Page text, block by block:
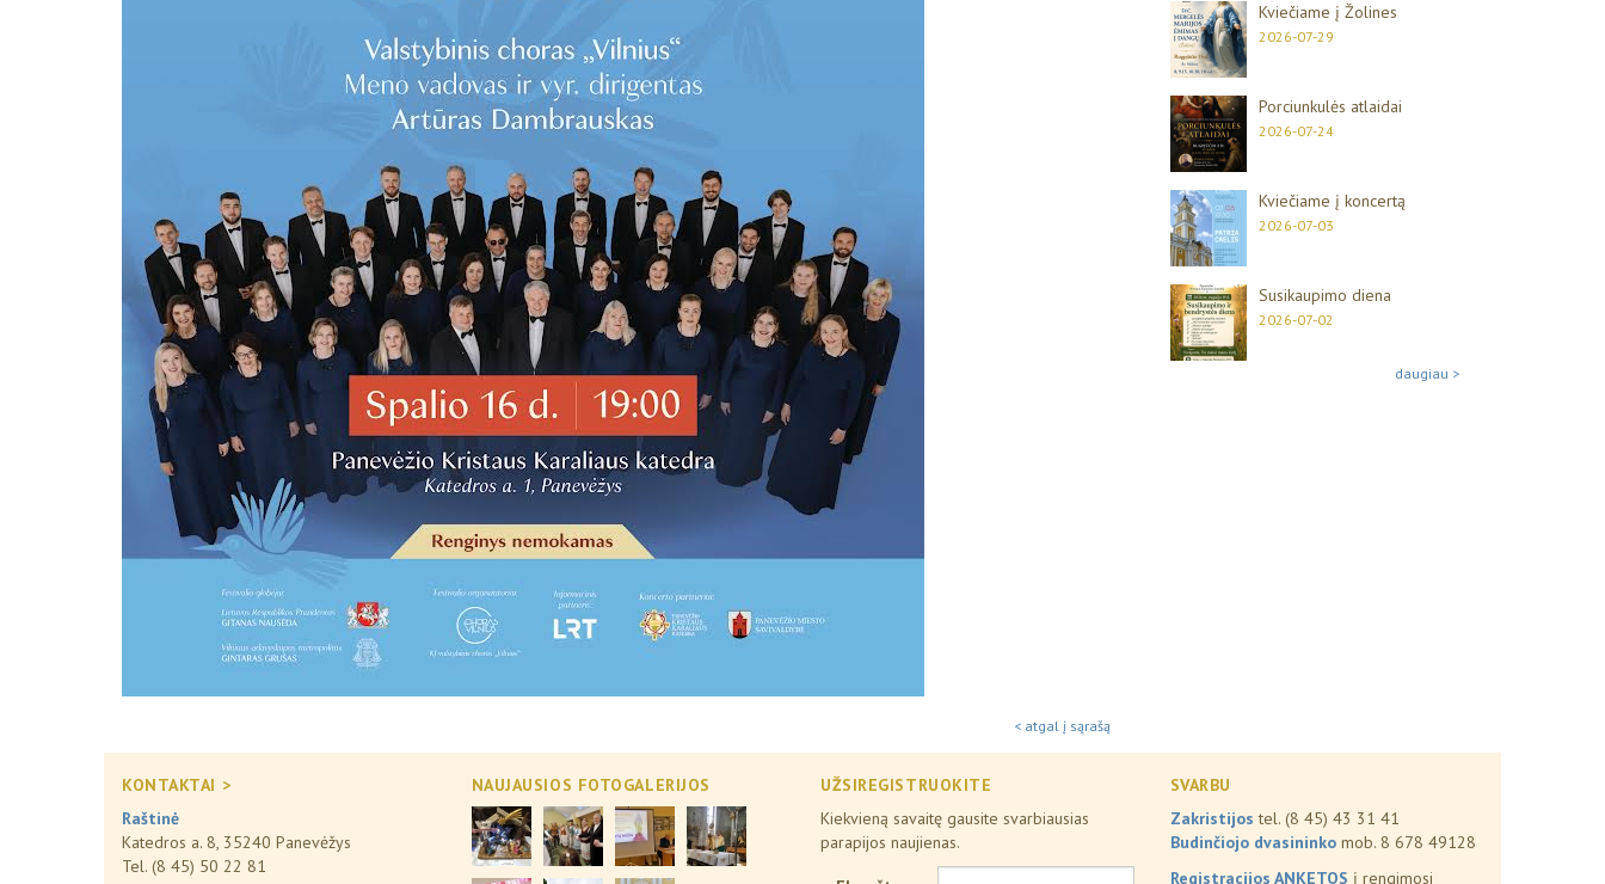
< atgal į sąrašą
Kviečiame į Žolines
2026-07-29
Porciunkulės atlaidai
2026-07-24
Kviečiame į koncertą
2026-07-03
Susikaupimo diena
2026-07-02
daugiau >
KONTAKTAI >
Raštinė
Katedros a. 8, 35240 Panevėžys
Tel. (8 45) 50 22 81
NAUJAUSIOS FOTOGALERIJOS
UŽSIREGISTRUOKITE
Kiekvieną savaitę gausite svarbiausias
parapijos naujienas.
SVARBU
Zakristijos tel. (8 45) 43 31 41
Budinčiojo dvasininko mob. 8 678 49128
Registracijos ANKETOS į rengimosi